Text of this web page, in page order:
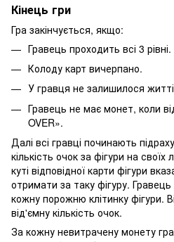
Кінець гри
Гра закінчується, якщо:
Гравець проходить всі 3 рівні.
Колоду карт вичерпано.
У гравця не залишилося
Гравець не має монет, коли
OVER».
Далі всі гравці починають
кількість очок за фігури на
куті відповідної карти фігури
отримати за таку фігуру.
кожну порожню клітинку фігури.
від'ємну кількість очок.
За кожну невитрачену монету